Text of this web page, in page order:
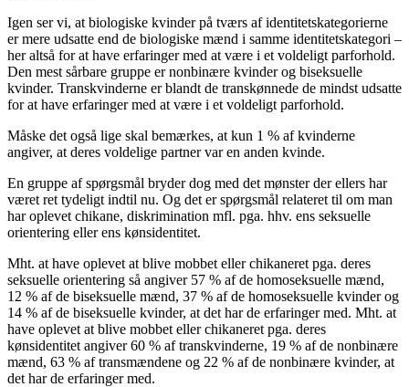
Igen ser vi, at biologiske kvinder på tværs af identitetskategorierne
er mere udsatte end de biologiske mænd i samme identitetskategori –
her altså for at have erfaringer med at være i et voldeligt parforhold.
Den mest sårbare gruppe er nonbinære kvinder og biseksuelle
kvinder. Transkvinderne er blandt de transkønnede de mindst udsatte
for at have erfaringer med at være i et voldeligt parforhold.
Måske det også lige skal bemærkes, at kun 1 % af kvinderne
angiver, at deres voldelige partner var en anden kvinde.
En gruppe af spørgsmål bryder dog med det mønster der ellers har
været ret tydeligt indtil nu. Og det er spørgsmål relateret til om man
har oplevet chikane, diskrimination mfl. pga. hhv. ens seksuelle
orientering eller ens kønsidentitet.
Mht. at have oplevet at blive mobbet eller chikaneret pga. deres
seksuelle orientering så angiver 57 % af de homoseksuelle mænd,
12 % af de biseksuelle mænd, 37 % af de homoseksuelle kvinder og
14 % af de biseksuelle kvinder, at det har de erfaringer med. Mht. at
have oplevet at blive mobbet eller chikaneret pga. deres
kønsidentitet angiver 60 % af transkvinderne, 19 % af de nonbinære
mænd, 63 % af transmændene og 22 % af de nonbinære kvinder, at
det har de erfaringer med.